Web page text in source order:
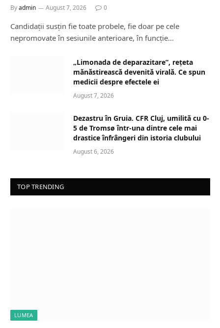
Byadmin August 7, 2026 0
Candidații susțin fie toate probele, fie doar pe cele
nepromovate în sesiunile anterioare, în funcție…
„Limonada de deparazitare”, rețeta
mănăstirească devenită virală. Ce spun
medicii despre efectele ei
August 7, 2026
Dezastru în Gruia. CFR Cluj, umilită cu 0-
5 de Tromsø într-una dintre cele mai
drastice înfrângeri din istoria clubului
August 6, 2026
TOP TRENDING
LUMEA